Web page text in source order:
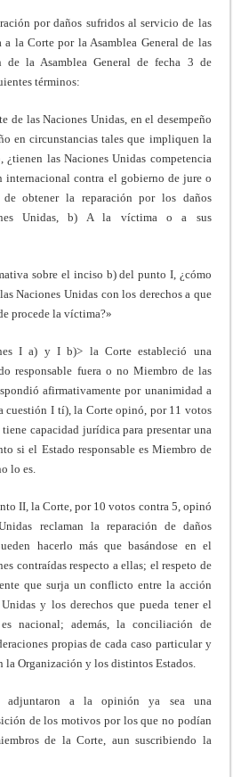
por daños sufridos al servicio de las
la Corte por la Asamblea General de las
de la Asamblea General de fecha 3 de
términos:
de las Naciones Unidas, en el desempeño
en circunstancias tales que impliquen la
¿tienen las Naciones Unidas competencia
internacional contra el gobierno de jure o
obtener la reparación por los daños
Unidas, b) A la víctima o a sus
sobre el inciso b) del punto I, ¿cómo
Naciones Unidas con los derechos a que
procede la víctima?»
I a) y I b)> la Corte estableció una
responsable fuera o no Miembro de las
afirmativamente por unanimidad a
cuestión I tí), la Corte opinó, por 11 votos
capacidad jurídica para presentar una
si el Estado responsable es Miembro de
lo es.
II, la Corte, por 10 votos contra 5, opinó
reclaman la reparación de daños
hacerlo más que basándose en el
contraídas respecto a ellas; el respeto de
que surja un conflicto entre la acción
y los derechos que pueda tener el
nacional; además, la conciliación de
propias de cada caso particular y
la Organización y los distintos Estados.
adjuntaron a la opinión ya sea una
de los motivos por los que no podían
de la Corte, aun suscribiendo la